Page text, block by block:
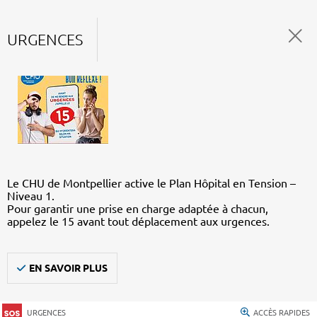
URGENCES
Le CHU de Montpellier active le Plan Hôpital en Tension –
Niveau 1.
Pour garantir une prise en charge adaptée à chacun,
appelez le 15 avant tout déplacement aux urgences.
EN SAVOIR PLUS
URGENCES ACCÈS RAPIDES